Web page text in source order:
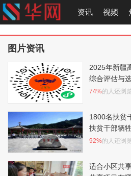
资讯 视频
图片资讯
2025年新疆
综合评估与
74%的人还浏
1800名扶贫
扶贫干部牺
92%的人还浏
适合小区共